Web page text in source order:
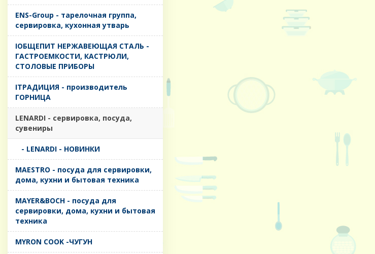
ENS-Group - тарелочная группа,
сервировка, кухонная утварь
IОБЩЕПИТ НЕРЖАВЕЮЩАЯ СТАЛЬ -
ГАСТРОЕМКОСТИ, КАСТРЮЛИ,
СТОЛОВЫЕ ПРИБОРЫ
IТРАДИЦИЯ - производитель
ГОРНИЦА
LENARDI - сервировка, посуда,
сувениры
- LENARDI - НОВИНКИ
MAESTRO - посуда для сервировки,
дома, кухни и бытовая техника
MAYER&BOCH - посуда для
сервировки, дома, кухни и бытовая
техника
MYRON COOK -ЧУГУН